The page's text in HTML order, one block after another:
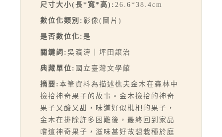
尺寸大小(長*寬*高): 26.6*38.4cm
數位化類別: 影像(圖片)
是否數位化: 是
關鍵詞: 吳瀛濤｜坪田譲治
典藏單位: 國立臺灣文學館
摘要: 本筆資料為描述樵夫金木在森林中
撿拾神奇果子的故事。金木撿拾的神奇
果子又酸又甜，味道好似枇杷的果子，
金木在排除許多困難後，最終回到家品
嚐這神奇果子，滋味甚好故想栽種於庭